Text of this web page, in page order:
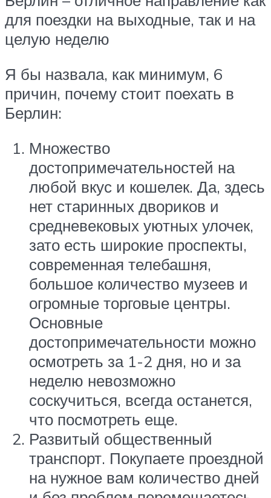
для поездки на выходные, так и на
целую неделю
Я бы назвала, как минимум, 6
причин, почему стоит поехать в
Берлин:
Множество
достопримечательностей на
любой вкус и кошелек. Да, здесь
нет старинных двориков и
средневековых уютных улочек,
зато есть широкие проспекты,
современная телебашня,
большое количество музеев и
огромные торговые центры.
Основные
достопримечательности можно
осмотреть за 1-2 дня, но и за
неделю невозможно
соскучиться, всегда останется,
что посмотреть еще.
Развитый общественный
транспорт. Покупаете проездной
на нужное вам количество дней